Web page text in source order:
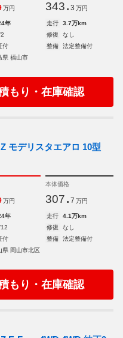
万円 343. 3 万円
年 走行
3.7万km
修復
なし
付 整備
法定整備付
県 福山市
もり・在庫確認
モデリスタエアロ 10型
万円
本体価格
307. 7 万円
年 走行
4.1万km
修復
なし
付 整備
法定整備付
県 岡山市北区
もり・在庫確認